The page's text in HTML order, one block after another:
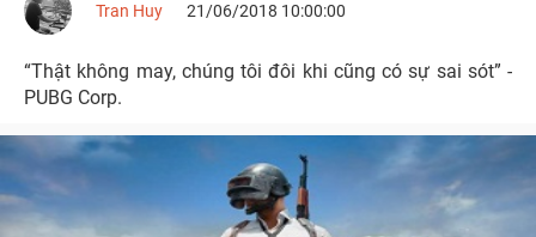
Tran Huy 21/06/2018 10:00:00
“Thật không may, chúng tôi đôi khi cũng có sự sai sót” -
PUBG Corp.